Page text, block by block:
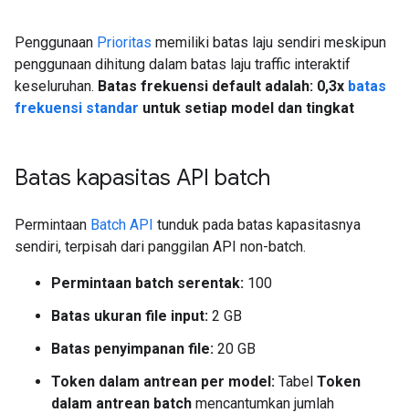
Penggunaan Prioritas memiliki batas laju sendiri meskipun
penggunaan dihitung dalam batas laju traffic interaktif
keseluruhan. Batas frekuensi default adalah: 0,3x batas
frekuensi standar untuk setiap model dan tingkat
Batas kapasitas API batch
Permintaan Batch API tunduk pada batas kapasitasnya
sendiri, terpisah dari panggilan API non-batch.
Permintaan batch serentak: 100
Batas ukuran file input: 2 GB
Batas penyimpanan file: 20 GB
Token dalam antrean per model: Tabel Token
dalam antrean batch mencantumkan jumlah